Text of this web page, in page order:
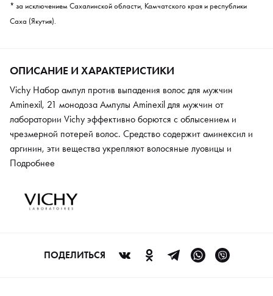
* за исключением Сахалинской области, Камчатского края и республики
Саха (Якутия).
ОПИСАНИЕ И ХАРАКТЕРИСТИКИ
Vichy Набор ампул против выпадения волос для мужчин
Aminexil, 21 монодоза Ампулы Aminexil для мужчин от
лаборатории Vichy эффективно борются с облысением и
чрезмерной потерей волос. Средство содержит аминексил и
аргинин, эти вещества укрепляют волосяные луовицы и
стимулируют рост новых волос. Ампулы восстанавливают
микроциркуляцию крови. При правильном курсовом лечении
выпадение волос заметно сокращается.
Подробнее
ПОДЕЛИТЬСЯ